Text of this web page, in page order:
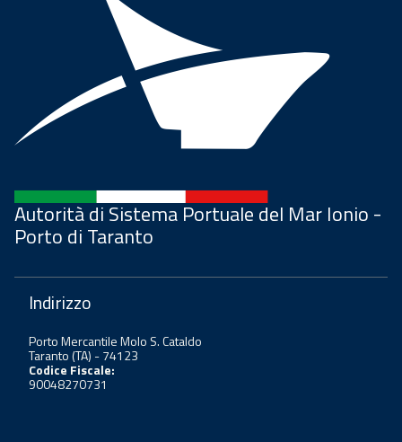
Autorità di Sistema Portuale del Mar Ionio -
Porto di Taranto
Indirizzo
Porto Mercantile Molo S. Cataldo
Taranto (TA) - 74123
Codice Fiscale:
90048270731